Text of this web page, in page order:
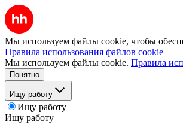
Мы используем файлы cookie, чтобы
Правила использования файлов cookie
Мы используем файлы cookie. Правила
Понятно
Ищу работу
Ищу работу
Ищу работу